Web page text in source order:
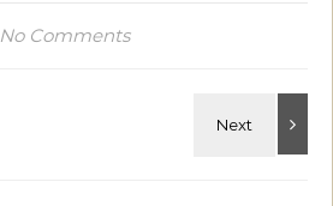
No Comments